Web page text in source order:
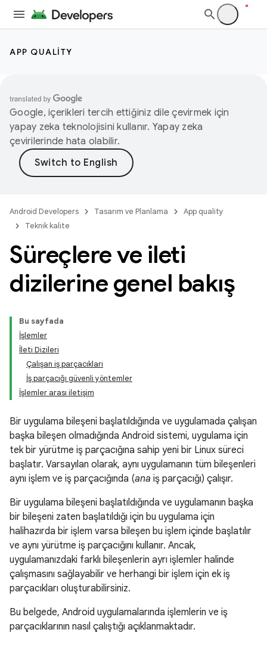
APP QUALITY
Google, içerikleri tercih ettiğiniz dile çevirmek için
yapay zeka teknolojisini kullanır. Yapay zeka
çevirilerinde hata olabilir.
Android Developers Tasarım ve Planlama
App quality
Teknik kalite
Süreçlere ve ileti
dizilerine genel bakış
Bu sayfada
İşlemler
İleti Dizileri
Çalışan iş parçacıkları
İş parçacığı güvenli yöntemler
İşlemler arası iletişim
Bir uygulama bileşeni başlatıldığında ve uygulamada çalışan
başka bileşen olmadığında Android sistemi, uygulama için
tek bir yürütme iş parçacığına sahip yeni bir Linux süreci
başlatır. Varsayılan olarak, aynı uygulamanın tüm bileşenleri
aynı işlem ve iş parçacığında (ana iş parçacığı) çalışır.
Bir uygulama bileşeni başlatıldığında ve uygulamanın başka
bir bileşeni zaten başlatıldığı için bu uygulama için
halihazırda bir işlem varsa bileşen bu işlem içinde başlatılır
ve aynı yürütme iş parçacığını kullanır. Ancak,
uygulamanızdaki farklı bileşenlerin ayrı işlemler halinde
çalışmasını sağlayabilir ve herhangi bir işlem için ek iş
parçacıkları oluşturabilirsiniz.
Bu belgede, Android uygulamalarında işlemlerin ve iş
parçacıklarının nasıl çalıştığı açıklanmaktadır.